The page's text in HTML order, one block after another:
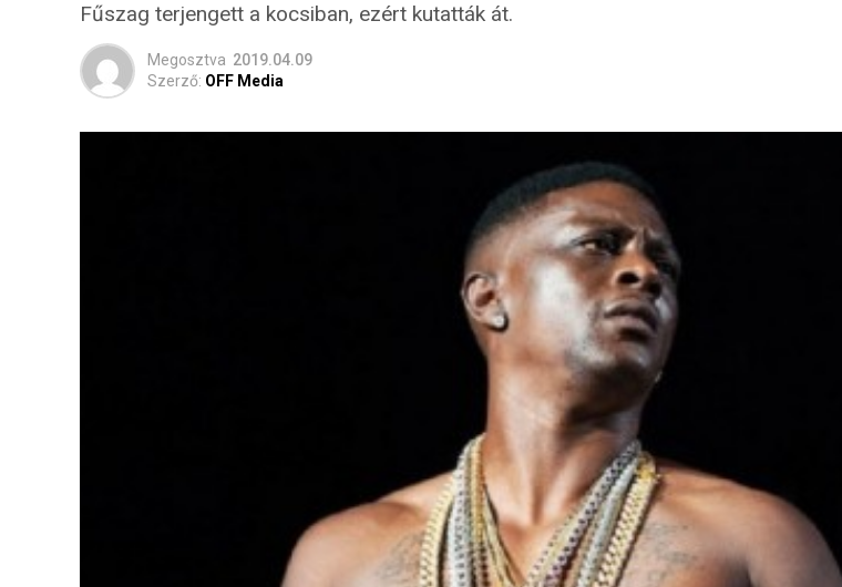
Fűszag terjengett a kocsiban, ezért kutatták át.
Megosztva 2019.04.09
Szerző: OFF Media